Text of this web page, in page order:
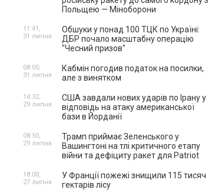
Польщею — Міноборони
Обшуки у понад 100 ТЦК по Україні:
ДБР почало масштабну операцію
"Чесний призов"
11:41,
31 липня
Кабмін погодив податок на посилки,
але з винятком
08:00,
31 липня
США завдали нових ударів по Ірану у
відповідь на атаку американської
бази в Йорданії
14:32,
29 липня
Трамп приймає Зеленського у
Вашингтоні на тлі критичного етапу
війни та дефіциту ракет для Patriot
08:50,
29 липня
У Франції пожежі знищили 115 тисяч
гектарів лісу
18:00,
27 липня